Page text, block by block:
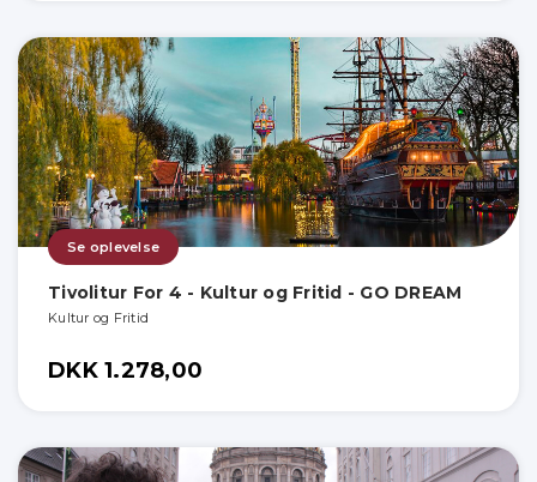
Se oplevelse
Tivolitur For 4 - Kultur og Fritid - GO DREAM
Kultur og Fritid
DKK 1.278,00